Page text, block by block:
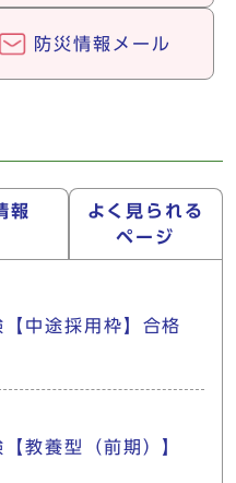
防災情報メール
報
よく見られる
ページ
中途採用枠】合格
教養型（前期）】